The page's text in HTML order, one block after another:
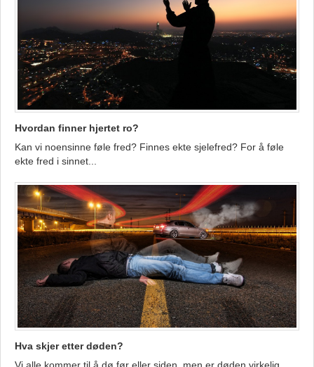
Hvordan finner hjertet ro?
Kan vi noensinne føle fred? Finnes ekte sjelefred? For å føle
ekte fred i sinnet...
Hva skjer etter døden?